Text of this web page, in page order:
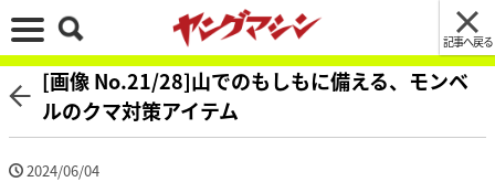
記事へ戻る
[画像 No.21/28]山でのもしもに備える、モンベ
ルのクマ対策アイテム
2024/06/04